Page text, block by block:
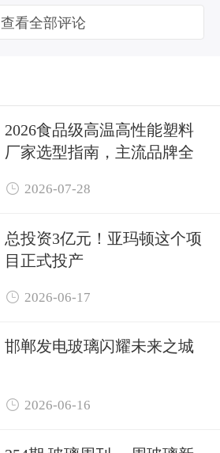
查看全部评论
2026食品级高温高性能塑料
厂家选型指南，主流品牌全
 2026-07-28
总投资3亿元！亚玛顿这个项
目正式投产
 2026-06-17
邯郸发电玻璃闪耀未来之城
 2026-06-16